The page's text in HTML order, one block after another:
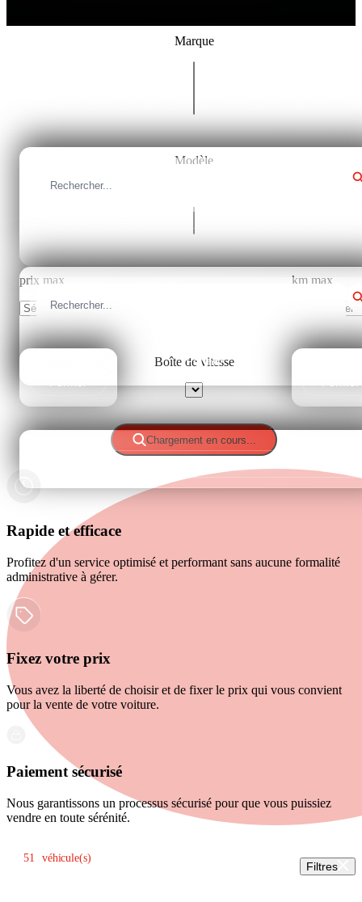
Marque
Tous les marques
Fermer
Modèle
Tous les modèles
Fermer
prix max
Sélectionner
Fermer
km max
Sélectionner
Fermer
Boîte de vitesse
Chargement en cours...
Rapide et efficace
Profitez d'un service optimisé et performant sans aucune formalité
administrative à gérer.
Fixez votre prix
Vous avez la liberté de choisir et de fixer le prix qui vous convient
pour la vente de votre voiture.
Paiement sécurisé
Nous garantissons un processus sécurisé pour que vous puissiez
vendre en toute sérénité.
51 véhicule(s)
Filtres